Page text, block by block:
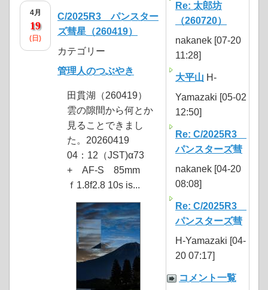
4月
19
(日)
C/2025R3 パンスター
ズ彗星（260419）
カテゴリー
管理人のつぶやき
田貫湖（260419）
雲の隙間から何とか
見ることできまし
た。20260419
04：12（JST)α73
+ AF-S 85mm
ｆ1.8f2.8 10s is...
Re: 太郎坊
（260720）
nakanek [07-20
11:28]
大平山 H-
Yamazaki [05-02
12:50]
Re: C/2025R3
パンスターズ彗
nakanek [04-20
08:08]
Re: C/2025R3
パンスターズ彗
H-Yamazaki [04-
20 07:17]
コメント一覧